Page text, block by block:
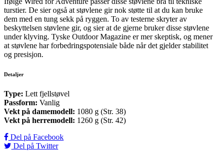
turstier. De sier også at støvlene gir nok støtte til at du kan bruke
dem med en tung sekk på ryggen. To av testerne skryter av
beskyttelsen støvlene gir, og sier at de gjerne bruker disse støvlene
under klyving. Tyske Outdoor Magazine er mer skeptisk, og mener
at støvlene har forbedringspotensiale både når det gjelder stabilitet
og presisjon.
Detaljer
Type: Lett fjellstøvel
Passform: Vanlig
Vekt på damemodell: 1080 g (Str. 38)
Vekt på herremodell: 1260 g (Str. 42)
Del på Facebook
Del på Twitter